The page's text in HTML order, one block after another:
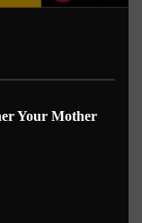
Your Mother